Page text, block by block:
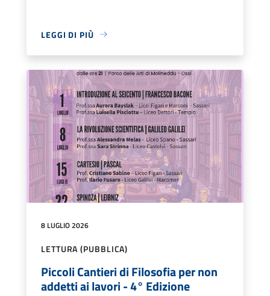
LEGGI DI PIÙ
8 LUGLIO 2026
LETTURA (PUBBLICA)
Piccoli Cantieri di Filosofia per non
addetti ai lavori - 4° Edizione